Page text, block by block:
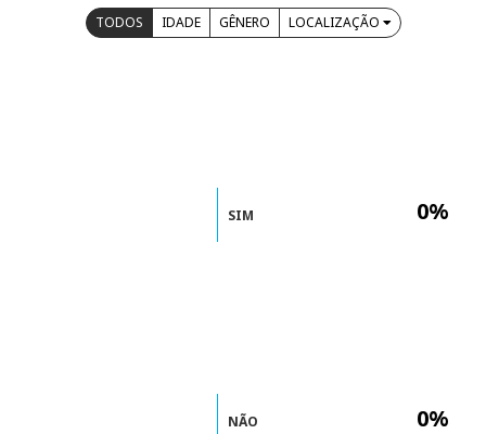
TODOS IDADE GÊNERO LOCALIZAÇÃO
0%
0%
SIM
NÃO